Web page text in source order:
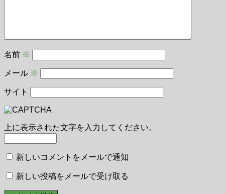
名前 ※
メール ※
サイト
上に表示された文字を入力してください。
新しいコメントをメールで通知
新しい投稿をメールで受け取る